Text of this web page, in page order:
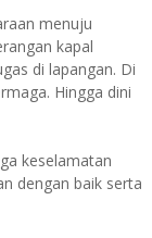
menuju
kapal
di lapangan. Di
Hingga dini
keselamatan
dengan baik serta